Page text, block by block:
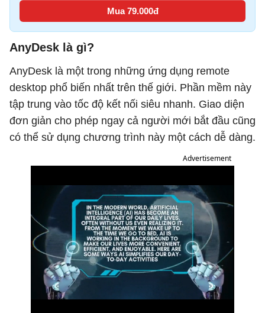
Mua 79.000đ
AnyDesk là gì?
AnyDesk là một trong những ứng dụng remote
desktop phổ biến nhất trên thế giới. Phần mềm này
tập trung vào tốc độ kết nối siêu nhanh. Giao diện
đơn giản cho phép ngay cả người mới bắt đầu cũng
có thể sử dụng chương trình này một cách dễ dàng.
Advertisement